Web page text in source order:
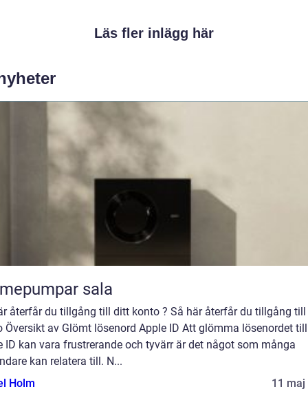
Läs fler inlägg här
sala
återfår du tillgång till ditt konto ? Så här återfår du tillgång
Översikt av Glömt lösenord Apple ID Att glömma lösenordet
ID kan vara frustrerande och tyvärr är det något som många
kan relatera till. N...
Holm
11 maj